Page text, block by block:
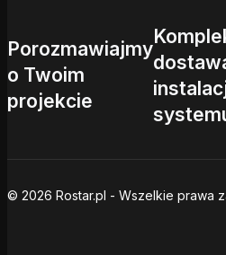
Porozmawiajmy
o Twoim
projekcie
© 2026 Rostar.pl - Wszelkie prawa